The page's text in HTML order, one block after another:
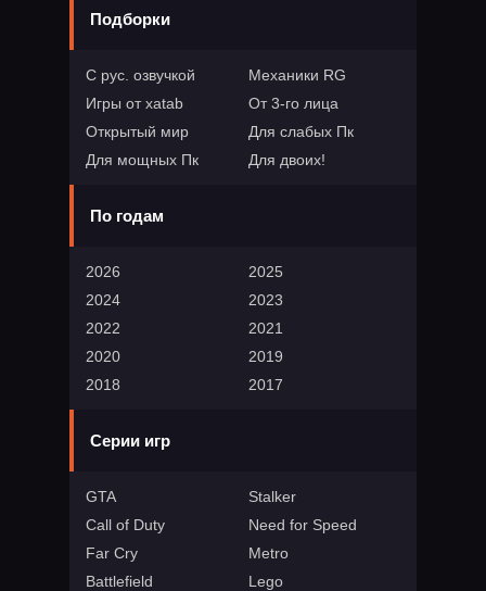
Подборки
С рус. озвучкой
Механики RG
Игры от xatab
От 3-го лица
Открытый мир
Для слабых Пк
Для мощных Пк
Для двоих!
По годам
2026
2025
2024
2023
2022
2021
2020
2019
2018
2017
Серии игр
GTA
Stalker
Call of Duty
Need for Speed
Far Cry
Metro
Battlefield
Lego